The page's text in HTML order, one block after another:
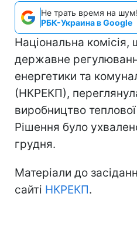
Не трать время на
РБК-Украина в Google
Національна комісія,
державне
енергетики та
(НКРЕКП),
виробництво
Рішення було
грудня.
Матеріали до
сайті НКРЕКП.